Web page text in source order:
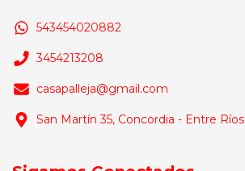
543454020882
3454213208
casapalleja@gmail.com
San Martín 35, Concordia - Entre Ríos